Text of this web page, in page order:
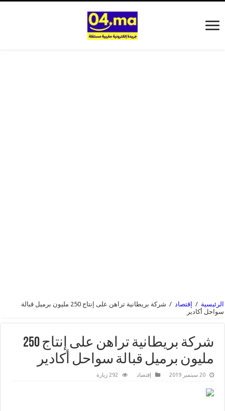
الرئيسية / إقتصاد /
شركة بريطانية تراهن على إنتاج 250 مليون برميل قبالة
سواحل أكادير
شركة بريطانية تراهن على إنتاج 250
مليون برميل قبالة سواحل أكادير
20 سبتمبر 2019 إقتصاد 292 زيارة